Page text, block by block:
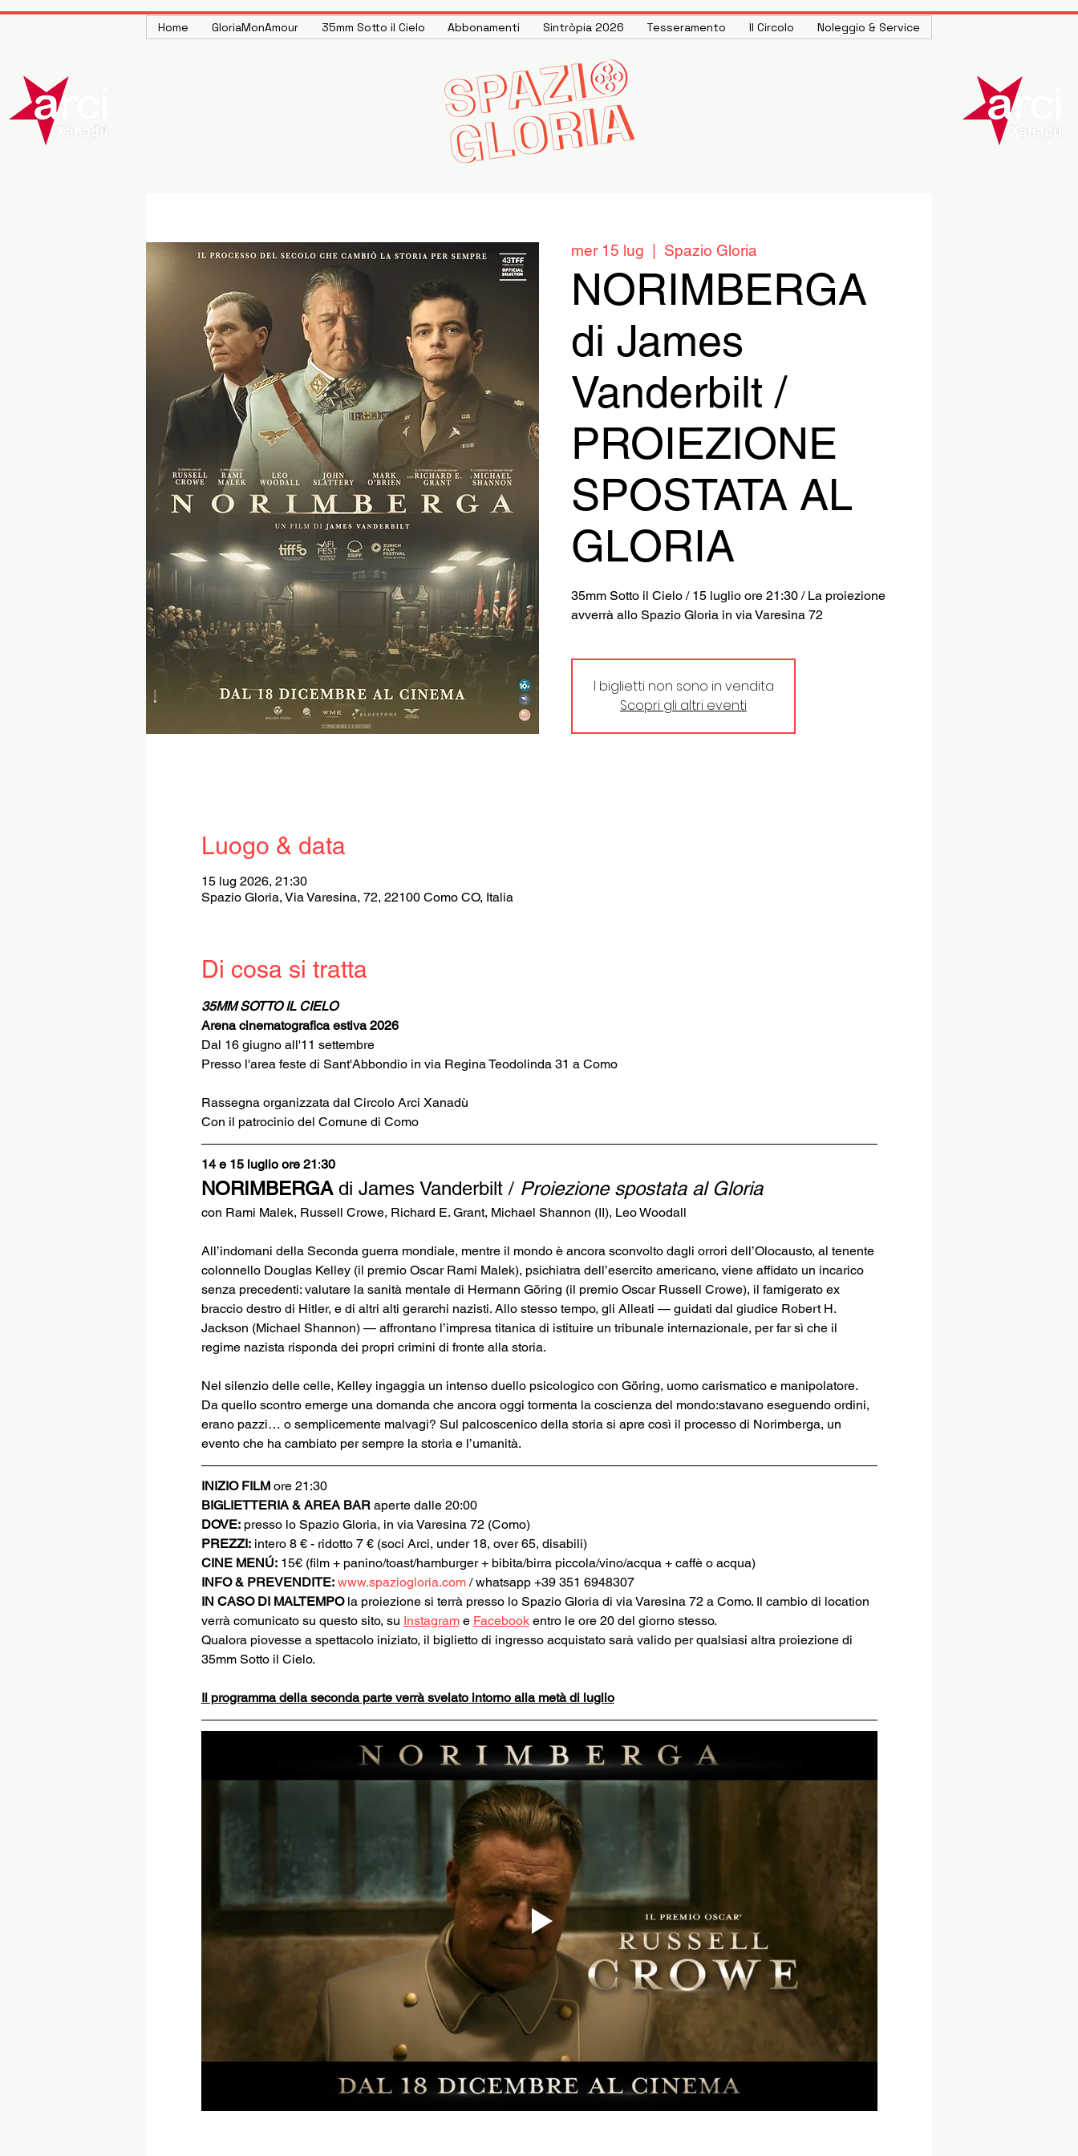
Home GloriaMonAmour 35mm Sotto il Cielo Abbonamenti Sintròpia 2026 Tesseramento Il Circolo Noleggio & Service
mer 15 lug Spazio Gloria
NORIMBERGA
di James
Vanderbilt /
PROIEZIONE
SPOSTATA AL
GLORIA
35mm Sotto il Cielo / 15 luglio ore 21:30 / La proiezione
avverrà allo Spazio Gloria in via Varesina 72
I biglietti non sono in vendita
Scopri gli altri eventi
Luogo & data
15 lug 2026, 21:30
Spazio Gloria, Via Varesina, 72, 22100 Como CO, Italia
Di cosa si tratta
35MM SOTTO IL CIELO
Arena cinematografica estiva 2026
Dal 16 giugno all'11 settembre
Presso l'area feste di Sant'Abbondio in via Regina Teodolinda 31 a Como
Rassegna organizzata dal Circolo Arci Xanadù
Con il patrocinio del Comune di Como
14 e 15 luglio ore 21:30
NORIMBERGA di James Vanderbilt / Proiezione spostata al Gloria
con Rami Malek, Russell Crowe, Richard E. Grant, Michael Shannon (II), Leo Woodall
All’indomani della Seconda guerra mondiale, mentre il mondo è ancora sconvolto dagli orrori dell’Olocausto, al tenente
colonnello Douglas Kelley (il premio Oscar Rami Malek), psichiatra dell’esercito americano, viene affidato un incarico
senza precedenti: valutare la sanità mentale di Hermann Göring (il premio Oscar Russell Crowe), il famigerato ex
braccio destro di Hitler, e di altri alti gerarchi nazisti. Allo stesso tempo, gli Alleati — guidati dal giudice Robert H.
Jackson (Michael Shannon) — affrontano l’impresa titanica di istituire un tribunale internazionale, per far sì che il
regime nazista risponda dei propri crimini di fronte alla storia.
Nel silenzio delle celle, Kelley ingaggia un intenso duello psicologico con Göring, uomo carismatico e manipolatore.
Da quello scontro emerge una domanda che ancora oggi tormenta la coscienza del mondo:stavano eseguendo ordini,
erano pazzi… o semplicemente malvagi? Sul palcoscenico della storia si apre così il processo di Norimberga, un
evento che ha cambiato per sempre la storia e l’umanità.
INIZIO FILM ore 21:30
BIGLIETTERIA & AREA BAR aperte dalle 20:00
DOVE: presso lo Spazio Gloria, in via Varesina 72 (Como)
PREZZI: intero 8 € - ridotto 7 € (soci Arci, under 18, over 65, disabili)
CINE MENÚ: 15€ (film + panino/toast/hamburger + bibita/birra piccola/vino/acqua + caffè o acqua)
INFO & PREVENDITE: www.spaziogloria.com / whatsapp +39 351 6948307
IN CASO DI MALTEMPO la proiezione si terrà presso lo Spazio Gloria di via Varesina 72 a Como. Il cambio di location
verrà comunicato su questo sito, su Instagram e Facebook entro le ore 20 del giorno stesso.
Qualora piovesse a spettacolo iniziato, il biglietto di ingresso acquistato sarà valido per qualsiasi altra proiezione di
35mm Sotto il Cielo.
Il programma della seconda parte verrà svelato intorno alla metà di luglio